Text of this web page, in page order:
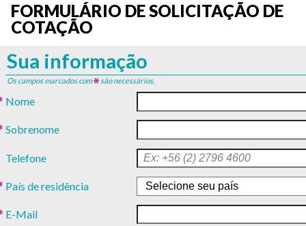
FORMULÁRIO DE SOLICITAÇÃO DE
COTAÇÃO
Sua informação
Os campos marcados com são necessários.
Nome
Sobrenome
Telefone
País de residência
E-Mail